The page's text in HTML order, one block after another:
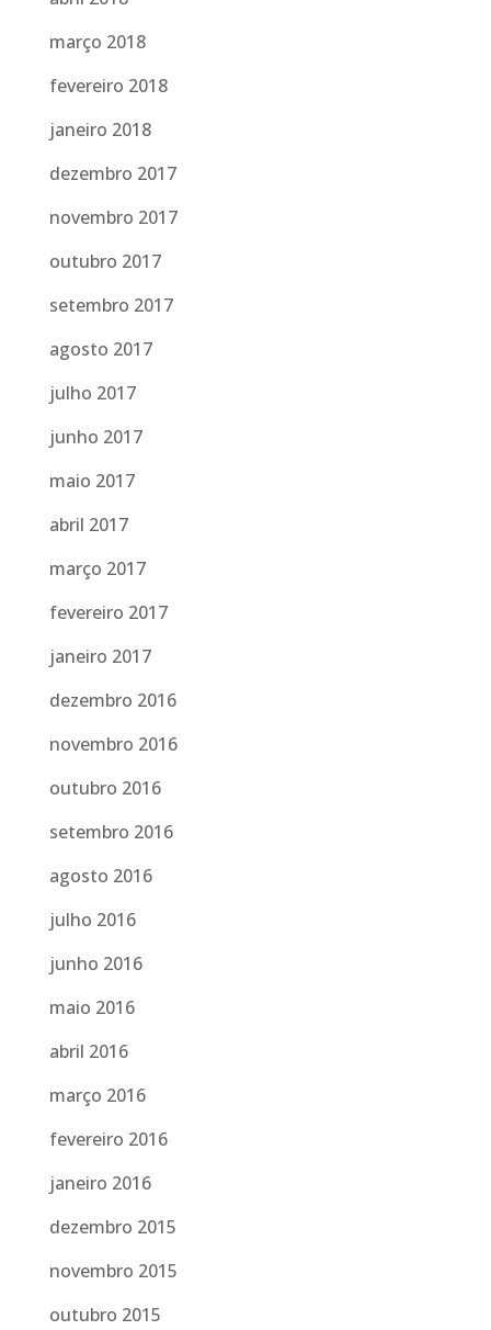
março 2018
fevereiro 2018
janeiro 2018
dezembro 2017
novembro 2017
outubro 2017
setembro 2017
agosto 2017
julho 2017
junho 2017
maio 2017
abril 2017
março 2017
fevereiro 2017
janeiro 2017
dezembro 2016
novembro 2016
outubro 2016
setembro 2016
agosto 2016
julho 2016
junho 2016
maio 2016
abril 2016
março 2016
fevereiro 2016
janeiro 2016
dezembro 2015
novembro 2015
outubro 2015